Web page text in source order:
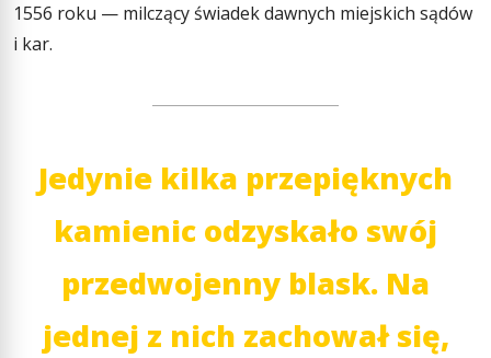
1556 roku — milczący świadek dawnych miejskich sądów
i kar.
Jedynie kilka przepięknych
kamienic odzyskało swój
przedwojenny blask. Na
jednej z nich zachował się,